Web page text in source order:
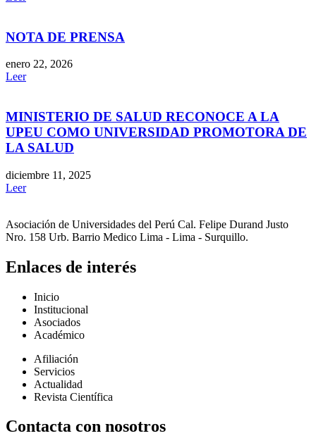
NOTA DE PRENSA
enero 22, 2026
Leer
MINISTERIO DE SALUD RECONOCE A LA
UPEU COMO UNIVERSIDAD PROMOTORA DE
LA SALUD
diciembre 11, 2025
Leer
Asociación de Universidades del Perú Cal. Felipe Durand Justo
Nro. 158 Urb. Barrio Medico Lima - Lima - Surquillo.
Enlaces de interés
Inicio
Institucional
Asociados
Académico
Afiliación
Servicios
Actualidad
Revista Científica
Contacta con nosotros